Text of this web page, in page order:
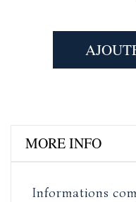
MORE INFO
Informations